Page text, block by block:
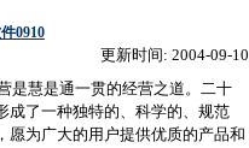
0910
更新时间: 2004-09-10
是慧是通一贯的经营之道。二十
成了一种独特的、科学的、规范
愿为广大的用户提供优质的产品和